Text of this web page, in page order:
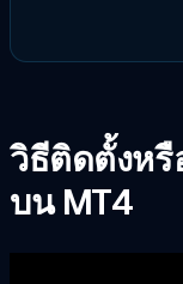
วิธีติดตั้งห
บน MT4